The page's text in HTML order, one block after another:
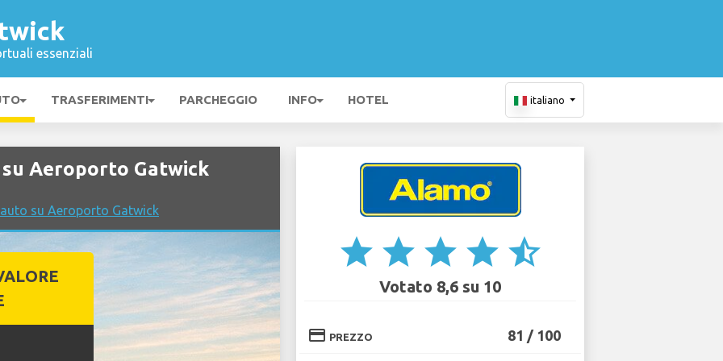
essenziali
TRASFERIMENTI PARCHEGGIO INFO HOTEL italiano
Aeroporto Gatwick
su Aeroporto Gatwick
star star star star star_half
Votato 8,6 su 10
credit_card PREZZO 81 / 100